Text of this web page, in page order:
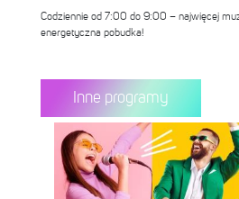
Codziennie od 7:00 do 9:00 – najwięcej
energetyczna pobudka!
Inne programy